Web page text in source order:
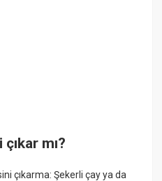
mı?
çıkarma: Şekerli çay ya da